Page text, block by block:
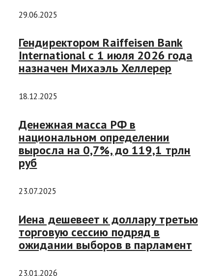
29.06.2025
Гендиректором Raiffeisen Bank
International с 1 июля 2026 года
назначен Михаэль Хеллерер
18.12.2025
Денежная масса РФ в
национальном определении
выросла на 0,7%, до 119,1 трлн
руб
23.07.2025
Иена дешевеет к доллару третью
торговую сессию подряд в
ожидании выборов в парламент
23.01.2026